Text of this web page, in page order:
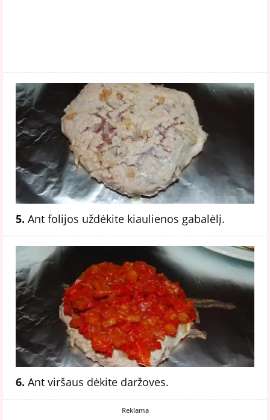
5. Ant folijos uždėkite kiaulienos gabalėlį.
6. Ant viršaus dėkite daržoves.
Reklama